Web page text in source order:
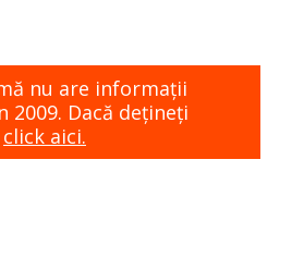
nu are informaţii
2009. Dacă dețineți
click aici.